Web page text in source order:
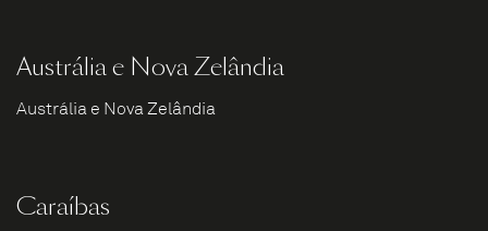
Austrália e Nova Zelândia
Austrália e Nova Zelândia
Caraíbas